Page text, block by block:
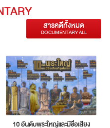
สารคดีทั้งหมด
DOCUMENTARY ALL
10 อันดับพระใหญ่และมีชื่อเสียง